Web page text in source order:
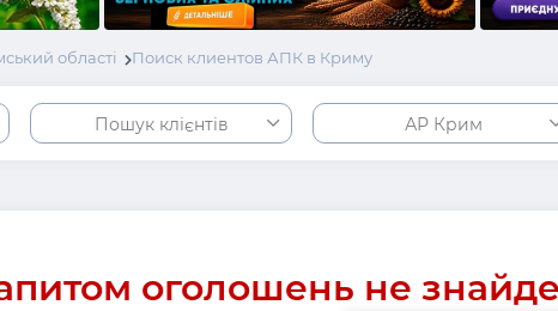
області Поиск клиентов АПК в Криму
Пошук клієнтів АР Крим
оголошень не